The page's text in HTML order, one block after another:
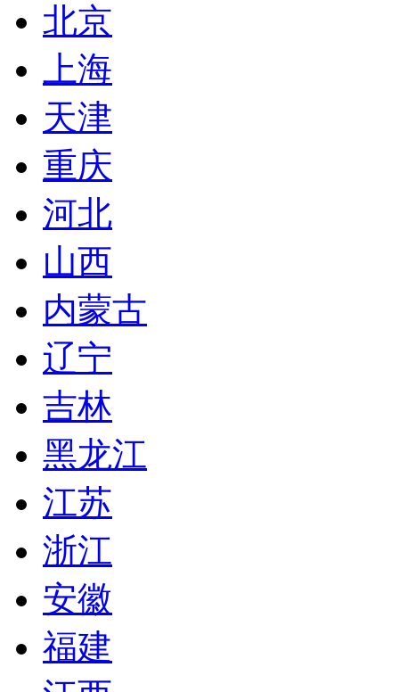
北京
上海
天津
重庆
河北
山西
内蒙古
辽宁
吉林
黑龙江
江苏
浙江
安徽
福建